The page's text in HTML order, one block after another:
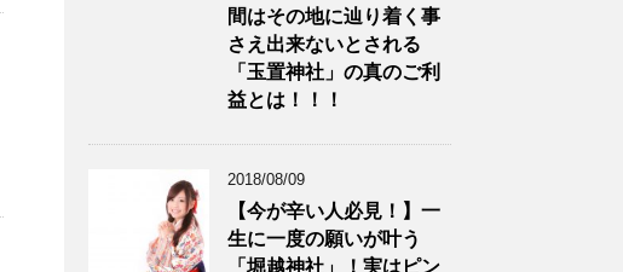
間はその地に辿り着く事
さえ出来ないとされる
「玉置神社」の真のご利
益とは！！！
2018/08/09
【今が辛い人必見！】一
生に一度の願いが叶う
「堀越神社」！実はピン